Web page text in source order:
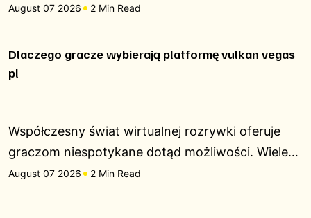
August 07 2026 2 Min Read
Dlaczego gracze wybierają platformę vulkan vegas
pl
Współczesny świat wirtualnej rozrywki oferuje
graczom niespotykane dotąd możliwości. Wiele…
August 07 2026 2 Min Read